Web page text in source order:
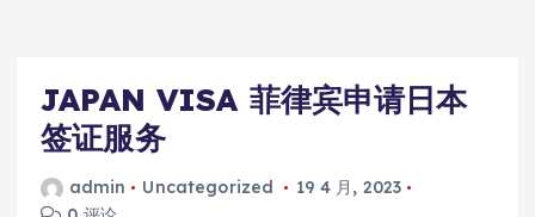
JAPAN VISA 菲律宾申请日本
签证服务
admin Uncategorized
19 4 月, 2023